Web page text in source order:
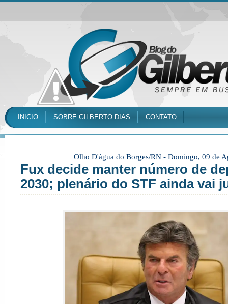
INICIO SOBRE GILBERTO DIAS CONTATO
Olho D'água do Borges/RN - Domingo, 09 de
Fux decide manter número de
2030; plenário do STF ainda vai